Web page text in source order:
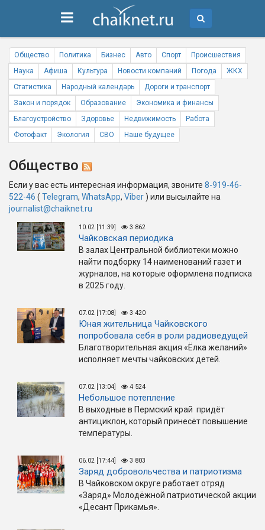
Общество Политика Бизнес Авто Спорт
Происшествия
Наука
Афиша Культура Новости компаний Погода
ЖКХ
Статистика
Народный календарь
Дороги и транспорт
Закон и порядок
Образование
Экономика и финансы
Благоустройство
Здоровье Недвижимость
Работа
Фотофакт
Экология СВО Наше будущее
Общество
Если у вас есть интересная информация, звоните 8-919-46-
522-46 ( Telegram, WhatsApp, Viber) или высылайте на
journalist@chaiknet.ru
10.02 [11:39] 3 862
Чайковская периодика
В залах Центральной библиотеки можно
найти подборку 14 наименований газет и
журналов, на которые оформлена подписка
в 2025 году.
07.02 [17:08] 3 420
Юная жительница Чайковского
попробовала себя в роли радиоведущей
Благотворительная акция «Ёлка желаний»
исполняет мечты чайковских детей.
07.02 [13:04] 4 524
Небольшое потепление
В выходные в Пермский край придёт
антициклон, который принесёт повышение
температуры.
06.02 [17:44] 3 803
Заряд добровольчества и патриотизма
В Чайковском округе работает отряд
«Заряд» Молодёжной патриотической акции
«Десант Прикамья».